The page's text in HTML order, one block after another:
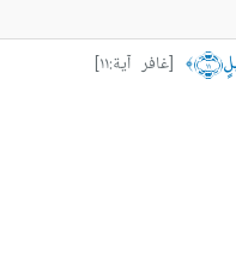
﴾
[غافر آية:١١]